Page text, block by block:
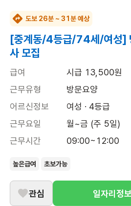
도보 26분 ~ 31분 예상
[중계동/4등급/74세/여성]
사 모집
급여
시급 13,500원
근무유형
방문요양
어르신정보
여성 · 4등급
근무요일
월~금 (주 5일)
근무시간
09:00~12:00
높은급여 초보가능
관심 일자리정